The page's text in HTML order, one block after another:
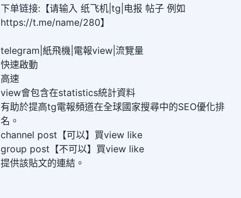
下单链接:【请输入 纸飞机|tg|电报 帖子 例如
https://t.me/name/280】
telegram|紙飛機|電報view|流覽量
快速啟動
高速
view會包含在statistics統計資料
有助於提高tg電報頻道在全球國家搜尋中的SEO優化排
名。
channel post【可以】買view like
group post【不可以】買view like
提供該貼文的連結。